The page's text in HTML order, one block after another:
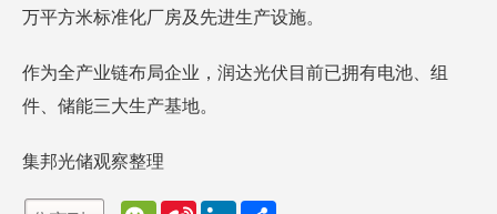
万平方米标准化厂房及先进生产设施。
作为全产业链布局企业，润达光伏目前已拥有电池、组
件、储能三大生产基地。
集邦光储观察整理
W S L